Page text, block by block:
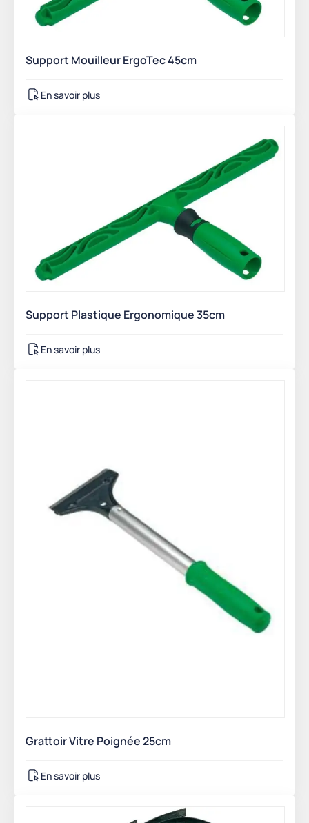
Support Mouilleur ErgoTec 45cm
En savoir plus
Support Plastique Ergonomique 35cm
En savoir plus
Grattoir Vitre Poignée 25cm
En savoir plus